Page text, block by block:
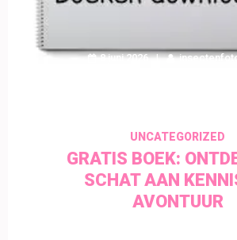
8 juni 2026
UNCATEGORIZED
GRATIS BOEK:
SCHAT AAN
AVONTUUR